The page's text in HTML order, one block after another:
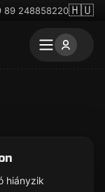
89 248858220🇭🇺
hiányzik